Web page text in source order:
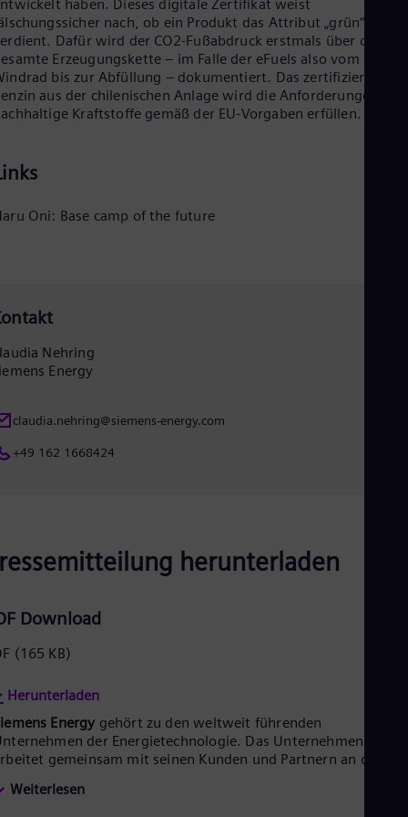
haben. Dieses digitale Zertifikat weist
nach, ob ein Produkt das Attribut „grün“
Dafür wird der CO2-Fußabdruck erstmals über die
Erzeugungskette – im Falle der eFuels also vom
bis zur Abfüllung – dokumentiert. Das zertifizierte e-
aus der chilenischen Anlage wird die Anforderungen an
Kraftstoffe gemäß der EU-Vorgaben erfüllen.
Oni: Base camp of the future
Nehring
Energy
claudia.nehring@siemens-energy.com
+49 162 1668424
herunterladen
Download
(165 KB)
Herunterladen
Energy gehört zu den weltweit führenden
der Energietechnologie. Das Unternehmen
gemeinsam mit seinen Kunden und Partnern an den
einer nachhaltigeren Welt. Mit seinem Portfolio an
Weiterlesen